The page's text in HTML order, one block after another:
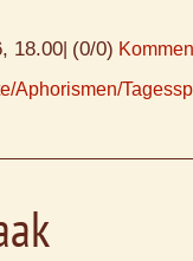
18.00 (0/0)
Aphorismen/